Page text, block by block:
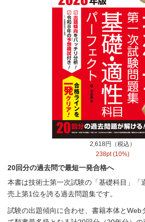
2,618円（税込）
238pt (10%)
20回分の過去問で最短一発合格へ
本書は技術士第一次試験の「基礎科目」「
売上第1位を誇る過去問題集です。
試験の出題傾向に合わせ、書籍本体とWeb